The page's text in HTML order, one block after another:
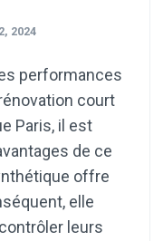
2024
performances
court
Paris, il est
de ce
offre
elle
leurs